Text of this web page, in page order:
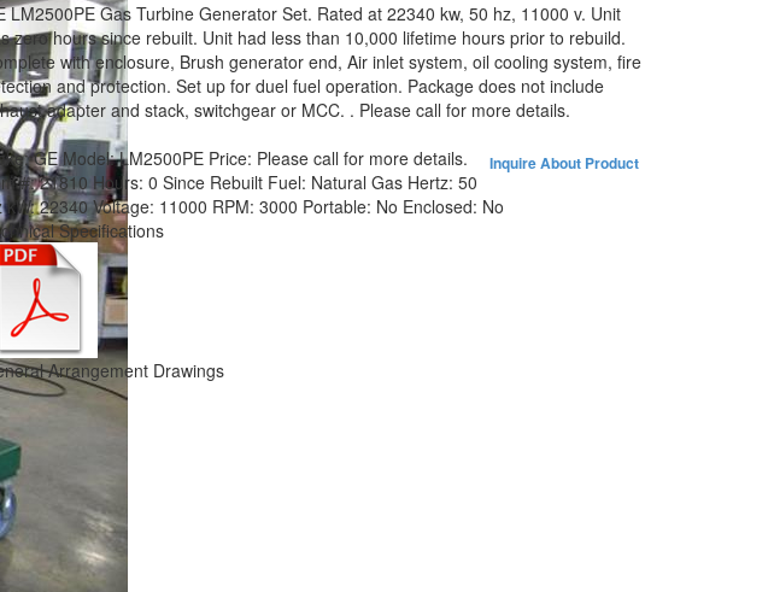
LM2500PE Gas Turbine Generator Set. Rated at 22340 kw, 50 hz, 11000 v. Unit
zero hours since rebuilt. Unit had less than 10,000 lifetime hours prior to rebuild.
with enclosure, Brush generator end, Air inlet system, oil cooling system, fire
and protection. Set up for duel fuel operation. Package does not include
adapter and stack, switchgear or MCC. . Please call for more details.
Inquire About Product
GE Model:LM2500PE Price: Please call for more details.
#:21810 Hours: 0 Since Rebuilt Fuel: Natural Gas Hertz: 50
kW:22340Voltage: 11000 RPM: 3000 Portable: No Enclosed: No
Specifications
Arrangement Drawings